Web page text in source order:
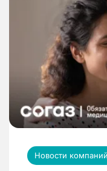
Новости компаний